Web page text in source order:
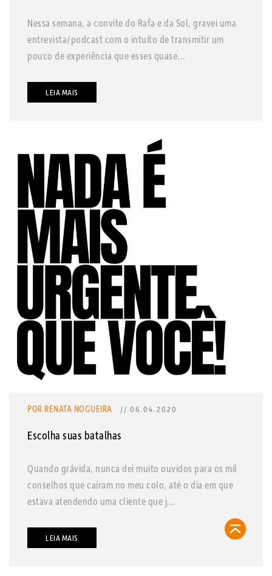
Nessa semana, a convite do Rafa e da Sol, gravei uma
entrevista/podcast com o intuito de transmitir um
pouco de experiência que esses quase...
LEIA MAIS
POR RENATA NOGUEIRA // 06.04.2020
Escolha suas batalhas
Quando grávida, nunca dei muito ouvidos para os mil
conselhos que caíram no meu colo, até o dia em que
estava atendendo uma cliente que j...
LEIA MAIS